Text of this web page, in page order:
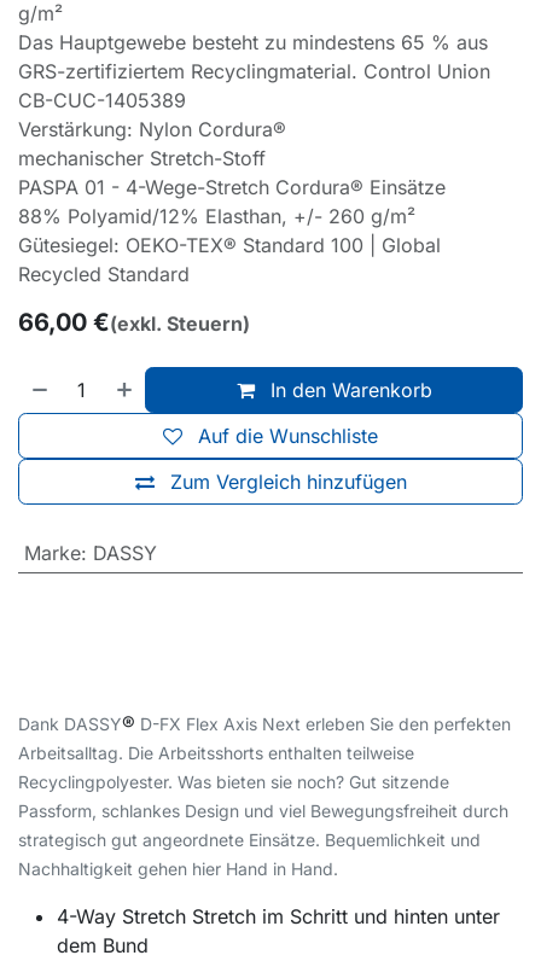
g/m²
Das Hauptgewebe besteht zu mindestens 65 % aus
GRS-zertifiziertem Recyclingmaterial. Control Union
CB-CUC-1405389
Verstärkung: Nylon Cordura®
mechanischer Stretch-Stoff
PASPA 01 - 4-Wege-Stretch Cordura® Einsätze
88% Polyamid/12% Elasthan, +/- 260 g/m²
Gütesiegel: OEKO-TEX® Standard 100 | Global
Recycled Standard
66,00 €(exkl. Steuern)
In den Warenkorb
Zum Vergleich hinzufügen
Auf die Wunschliste
Marke: DASSY
Dank DASSY® D-FX Flex Axis Next erleben Sie den perfekten
Arbeitsalltag. Die Arbeitsshorts enthalten teilweise
Recyclingpolyester. Was bieten sie noch? Gut sitzende
Passform, schlankes Design und viel Bewegungsfreiheit durch
strategisch gut angeordnete Einsätze. Bequemlichkeit und
Nachhaltigkeit gehen hier Hand in Hand.
4-Way Stretch Stretch im Schritt und hinten unter
dem Bund